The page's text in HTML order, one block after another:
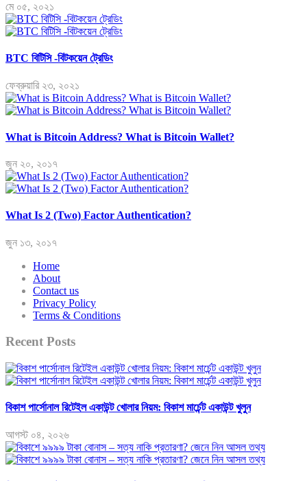
মে ০৫, ২০২১
BTC বিটিসি -বিটকয়েন ট্রেডিং
ফেব্রুয়ারি ২৩, ২০২১
What is Bitcoin Address? What is Bitcoin Wallet?
জুন ২০, ২০১৭
What Is 2 (Two) Factor Authentication?
জুন ১৩, ২০১৭
Home
About
Contact us
Privacy Policy
Terms & Conditions
Recent Posts
বিকাশ পার্সোনাল রিটেইল একাউন্ট খোলার নিয়ম: বিকাশ মার্চেন্ট একাউন্ট খুলুন
আগস্ট ০৪, ২০২৬